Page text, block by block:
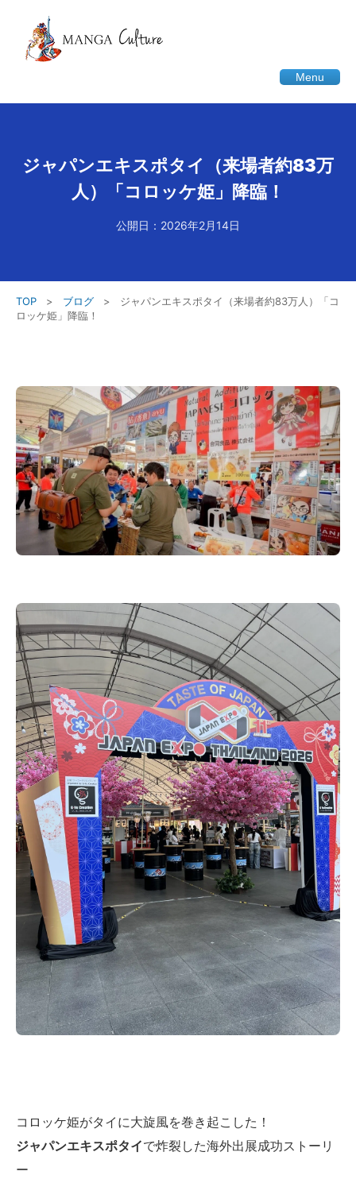
Menu
ジャパンエキスポタイ（来場者約83万
人）「コロッケ姫」降臨！
公開日：2026年2月14日
TOP > ブログ >
ジャパンエキスポタイ（来場者約83万人）「コ
ロッケ姫」降臨！
コロッケ姫がタイに大旋風を巻き起こした！
ジャパンエキスポタイで炸裂した海外出展成功ストーリ
ー